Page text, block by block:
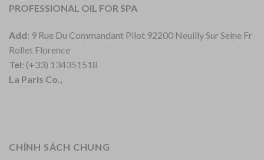
PROFESSIONAL OIL FOR SPA
Add: 9 Rue Du Commandant Pilot 92200 Neuilly Sur Seine Fr
Rollet Florence
Tel: (+33) 134351518
La Paris Co.,
CHÍNH SÁCH CHUNG